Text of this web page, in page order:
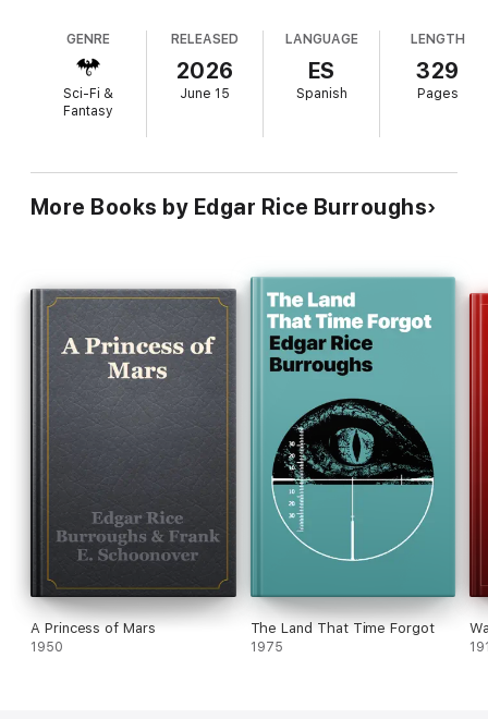
GENRE
Sci-Fi &
Fantasy
RELEASED
2026
June 15
LANGUAGE
ES
Spanish
LENGTH
329
Pages
More Books by Edgar Rice Burroughs
A Princess of Mars
1950
The Land That Time Forgot
1975